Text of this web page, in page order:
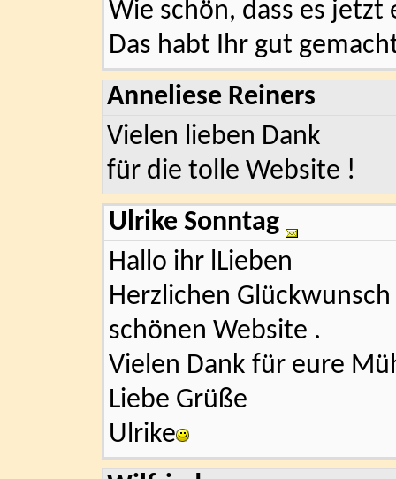
Wie schön, dass es
Das habt Ihr gut
Anneliese Reiners
Vielen lieben Dank
für die tolle Website !
Ulrike Sonntag
Hallo ihr lLieben
Herzlichen
schönen Website .
Vielen Dank für eure
Liebe Grüße
Ulrike